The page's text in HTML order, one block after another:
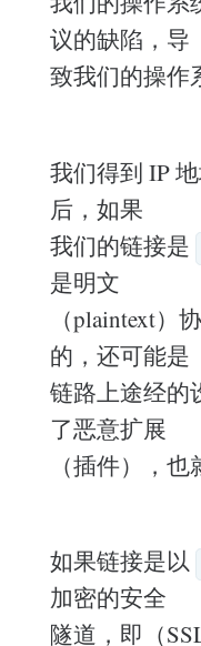
议的缺陷，导
致我们的操作
我们得到 IP
后，如果
我们的链接是
是明文
（plaintext
的，还可能是
链路上途经的
了恶意扩展
（插件），
如果链接是以
加密的安全
隧道，即（